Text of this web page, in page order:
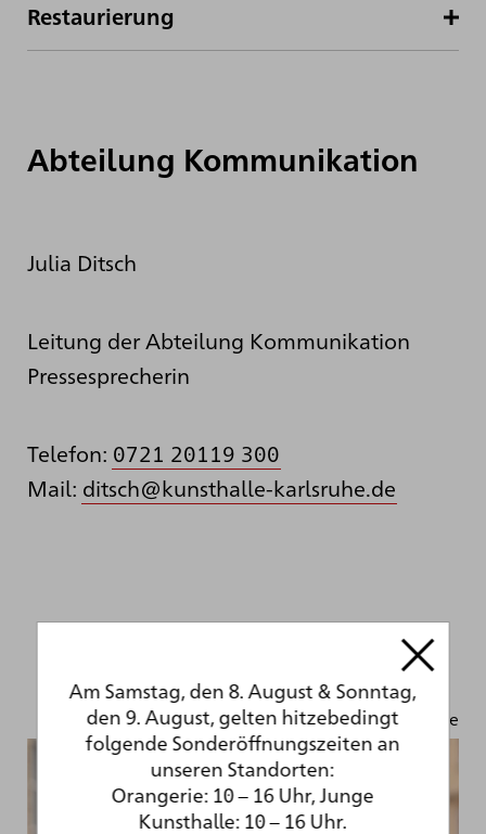
Restaurierung
Abteilung Kommunikation
Julia Ditsch
Leitung der Abteilung Kommunikation
Pressesprecherin
Telefon: 0721 20119 300
Mail: ditsch@kunsthalle-karlsruhe.de
Foto: Bruno Kelzer | kelzer.de
Am Samstag, den 8. August & Sonntag,
den 9. August, gelten hitzebedingt
folgende Sonderöffnungszeiten an
unseren Standorten:
Orangerie: 10 – 16 Uhr, Junge
Kunsthalle: 10 – 16 Uhr.